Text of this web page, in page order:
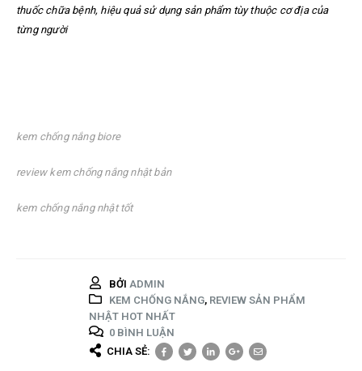
thuốc chữa bệnh, hiệu quả sử dụng sản phẩm tùy thuộc cơ địa của
từng người
kem chống nắng biore
review kem chống nắng nhật bản
kem chống nắng nhật tốt
BỞI ADMIN
KEM CHỐNG NẮNG, REVIEW SẢN PHẨM
NHẬT HOT NHẤT
0 BÌNH LUẬN
CHIA SẺ: